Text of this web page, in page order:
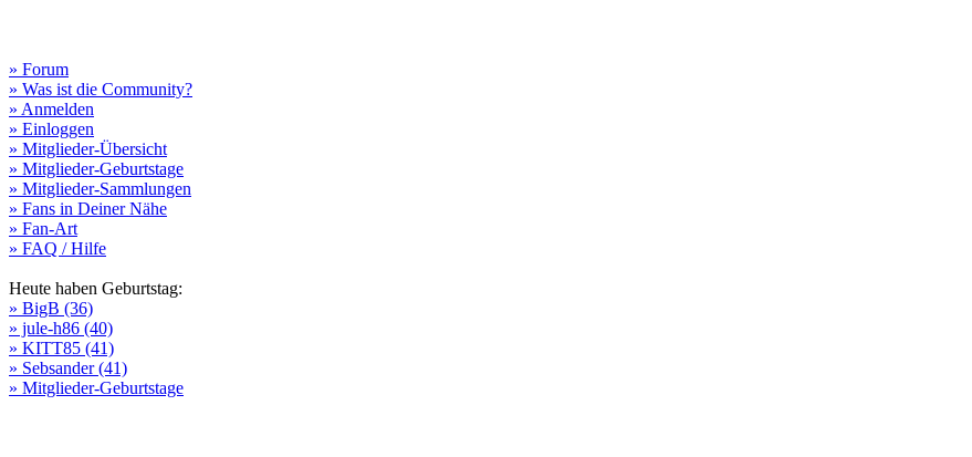
» Forum
» Was ist die Community?
» Anmelden
» Einloggen
» Mitglieder-Übersicht
» Mitglieder-Geburtstage
» Mitglieder-Sammlungen
» Fans in Deiner Nähe
» Fan-Art
» FAQ / Hilfe
Heute haben Geburtstag:
» BigB (36)
» jule-h86 (40)
» KITT85 (41)
» Sebsander (41)
» Mitglieder-Geburtstage